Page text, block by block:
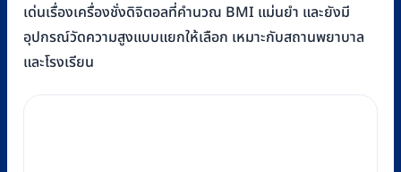
เด่นเรื่องเครื่องชั่งดิจิตอลที่คำนวณ BMI แม่นยำ และยังมี
อุปกรณ์วัดความสูงแบบแยกให้เลือก เหมาะกับสถานพยาบาล
และโรงเรียน